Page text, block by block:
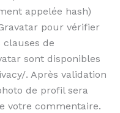
appelée hash)
pour vérifier
de
sont disponibles
. Après validation
de profil sera
votre commentaire.